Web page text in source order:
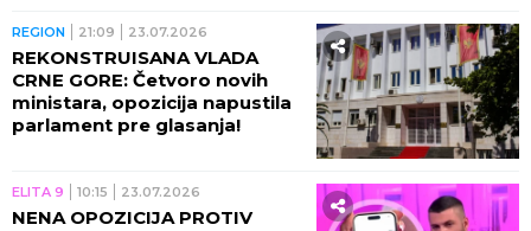
REGION 21:09 23.07.2026
REKONSTRUISANA VLADA
CRNE GORE: Četvoro novih
ministara, opozicija napustila
parlament pre glasanja!
ELITA 9 10:15 23.07.2026
NENA OPOZICIJA PROTIV